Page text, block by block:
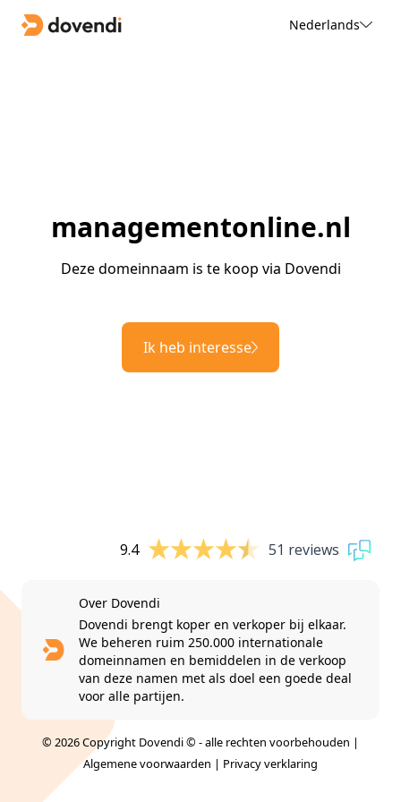
Nederlands
managementonline.nl
Deze domeinnaam is te koop via Dovendi
Ik heb interesse
9.4 51 reviews
Over Dovendi
Dovendi brengt koper en verkoper bij elkaar.
We beheren ruim 250.000 internationale
domeinnamen en bemiddelen in de verkoop
van deze namen met als doel een goede deal
voor alle partijen.
© 2026 Copyright Dovendi © - alle rechten voorbehouden |
Algemene voorwaarden | Privacy verklaring